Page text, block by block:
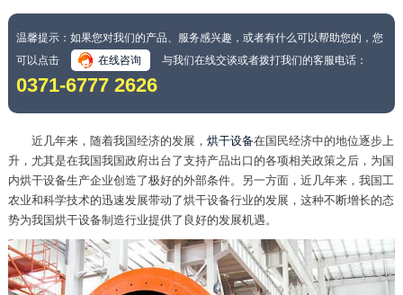
温馨提示：如果您对我们的产品、服务感兴趣，或者有什么可以帮助您的，您
可以点击
在线咨询 与我们在线交谈或者拨打我们的客服电话：
0371-6777 2626
近几年来，随着我国经济的发展， 烘干设备在国民经济中的地位逐步上
升，尤其是在我国我国政府出台了支持产品出口的各项相关政策之后，为国
内烘干设备生产企业创造了极好的外部条件。另一方面，近几年来，我国工
农业和科学技术的迅速发展带动了烘干设备行业的发展，这种不断增长的态
势为我国烘干设备制造行业提供了良好的发展机遇。